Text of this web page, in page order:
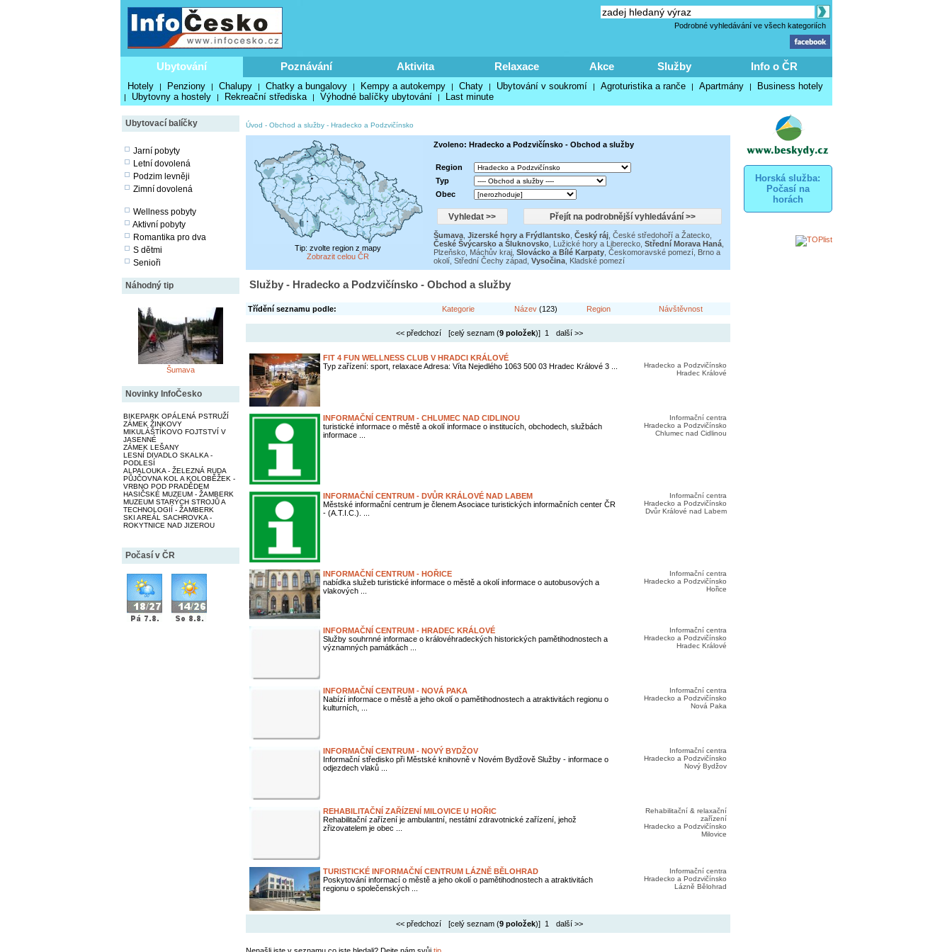
Podrobné vyhledávání ve všech kategoriích
Ubytování Poznávání Aktivita Relaxace Akce Služby Info o ČR
Hotely | Penziony | Chalupy | Chatky a bungalovy | Kempy a autokempy | Chaty | Ubytování v soukromí | Agroturistika a ranče | Apartmány | Business hotely
| Ubytovny a hostely | Rekreační střediska | Výhodné balíčky ubytování | Last minute
Ubytovací balíčky
Jarní pobyty
Letní dovolená
Podzim levněji
Zimní dovolená
Wellness pobyty
Aktivní pobyty
Romantika pro dva
S dětmi
Senioři
Náhodný tip
Šumava
Novinky InfoČesko
BIKEPARK OPÁLENÁ PSTRUŽÍ
ZÁMEK ŽINKOVY
MIKULÁŠTÍKOVO FOJTSTVÍ V
JASENNÉ
ZÁMEK LEŠANY
LESNÍ DIVADLO SKALKA -
PODLESÍ
ALPALOUKA - ŽELEZNÁ RUDA
PŮJČOVNA KOL A KOLOBĚŽEK -
VRBNO POD PRADĚDEM
HASIČSKÉ MUZEUM - ŽAMBERK
MUZEUM STARÝCH STROJŮ A
TECHNOLOGIÍ - ŽAMBERK
SKI AREÁL SACHROVKA -
ROKYTNICE NAD JIZEROU
Počasí v ČR
Horská služba:
Počasí na
horách
Úvod - Obchod a služby- Hradecko a Podzvičínsko
Tip: zvolte region z mapy
Zobrazit celou ČR
Zvoleno: Hradecko a Podzvičínsko - Obchod a služby
Region
Typ
Obec
Šumava, Jizerské hory a Frýdlantsko, Český ráj, České středohoří a Žatecko,
České Švýcarsko a Šluknovsko, Lužické hory a Liberecko, Střední Morava Haná,
Plzeňsko, Máchův kraj, Slovácko a Bílé Karpaty, Českomoravské pomezí, Brno a
okolí, Střední Čechy západ, Vysočina, Kladské pomezí
Služby - Hradecko a Podzvičínsko - Obchod a služby
Třídění seznamu podle: Kategorie Název(123) Region Návštěvnost
<< předchozí [celý seznam (9 položek)] 1 další >>
FIT 4 FUN WELLNESS CLUB V HRADCI KRÁLOVÉ
Typ zařízení: sport, relaxace Adresa: Víta Nejedlého 1063 500 03 Hradec Králové 3 ...
Hradecko a Podzvičínsko
Hradec Králové
INFORMAČNÍ CENTRUM - CHLUMEC NAD CIDLINOU
turistické informace o městě a okolí informace o institucích, obchodech, službách
informace ...
Informační centra
Hradecko a Podzvičínsko
Chlumec nad Cidlinou
INFORMAČNÍ CENTRUM - DVŮR KRÁLOVÉ NAD LABEM
Městské informační centrum je členem Asociace turistických informačních center ČR
- (A.T.I.C.). ...
Informační centra
Hradecko a Podzvičínsko
Dvůr Králové nad Labem
INFORMAČNÍ CENTRUM - HOŘICE
nabídka služeb turistické informace o městě a okolí informace o autobusových a
vlakových ...
Informační centra
Hradecko a Podzvičínsko
Hořice
INFORMAČNÍ CENTRUM - HRADEC KRÁLOVÉ
Služby souhrnné informace o královéhradeckých historických pamětihodnostech a
významných památkách ...
Informační centra
Hradecko a Podzvičínsko
Hradec Králové
INFORMAČNÍ CENTRUM - NOVÁ PAKA
Nabízí informace o městě a jeho okolí o pamětihodnostech a atraktivitách regionu o
kulturních, ...
Informační centra
Hradecko a Podzvičínsko
Nová Paka
INFORMAČNÍ CENTRUM - NOVÝ BYDŽOV
Informační středisko při Městské knihovně v Novém Bydžově Služby - informace o
odjezdech vlaků ...
Informační centra
Hradecko a Podzvičínsko
Nový Bydžov
REHABILITAČNÍ ZAŘÍZENÍ MILOVICE U HOŘIC
Rehabilitační zařízení je ambulantní, nestátní zdravotnické zařízení, jehož
zřizovatelem je obec ...
Rehabilitační & relaxační
zařízení
Hradecko a Podzvičínsko
Milovice
TURISTICKÉ INFORMAČNÍ CENTRUM LÁZNĚ BĚLOHRAD
Poskytování informací o městě a jeho okolí o pamětihodnostech a atraktivitách
regionu o společenských ...
Informační centra
Hradecko a Podzvičínsko
Lázně Bělohrad
<< předchozí [celý seznam (9 položek)] 1 další >>